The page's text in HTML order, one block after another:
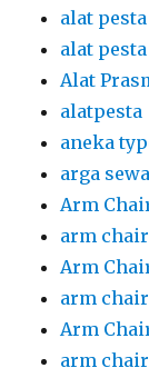
alat
alat
Alat
alatpesta
aneka
arga
Arm
arm
Arm
arm
Arm
arm